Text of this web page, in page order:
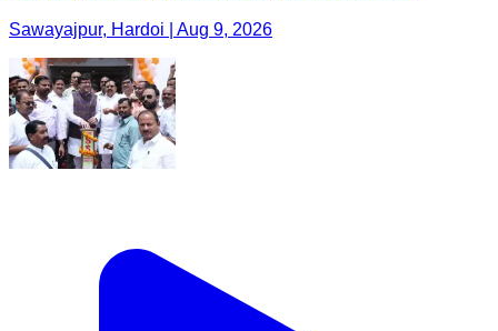
Sawayajpur, Hardoi | Aug 9, 2026